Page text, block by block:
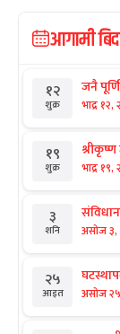
आगामी
१२
शुक्र
जनै
भाद्र १२,
१९
शुक्र
श्रीकृष्ण
भाद्र १९,
३
शनि असोज ३,
२५
आइत असोज